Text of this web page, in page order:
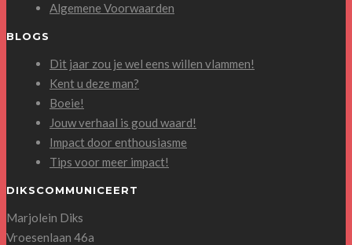
Algemene Voorwaarden
BLOGS
Dit jaar zou je wel eens willen vlammen!
Kent u deze man?
Boeie!
Jouw verhaal is goud waard!
Impact door enthousiasme
Tips voor meer impact!
DIKSCOMMUNICEERT
Marjolein Diks
Vroesenlaan 46a